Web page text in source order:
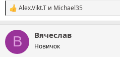
С
и
п
т
Alex.Vikt.T и Michael35
В Вячеслав
Новичок